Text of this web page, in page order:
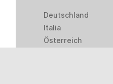
Deutschland
Italia
Österreich